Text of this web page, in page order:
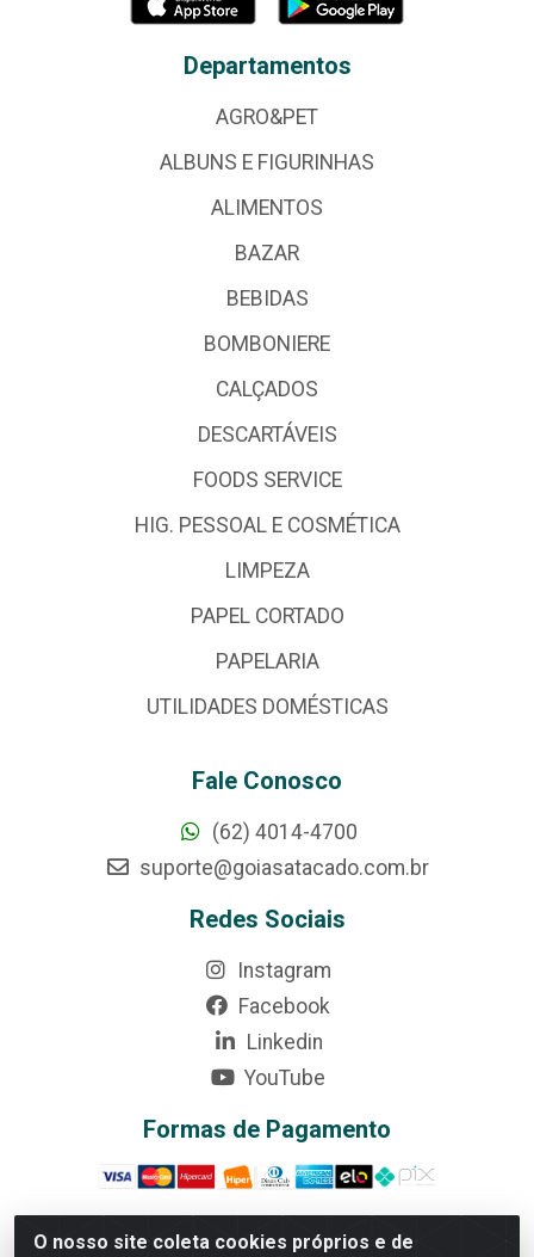
O nosso site coleta cookies próprios e de
Departamentos
AGRO&PET
ALBUNS E FIGURINHAS
ALIMENTOS
BAZAR
BEBIDAS
BOMBONIERE
CALÇADOS
DESCARTÁVEIS
FOODS SERVICE
HIG. PESSOAL E COSMÉTICA
LIMPEZA
PAPEL CORTADO
PAPELARIA
UTILIDADES DOMÉSTICAS
Fale Conosco
(62) 4014-4700
suporte@goiasatacado.com.br
Redes Sociais
Instagram
Facebook
Linkedin
YouTube
Formas de Pagamento